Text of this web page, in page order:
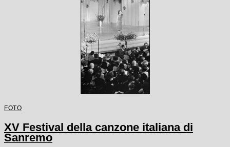
FOTO
XV Festival della canzone italiana di
Sanremo